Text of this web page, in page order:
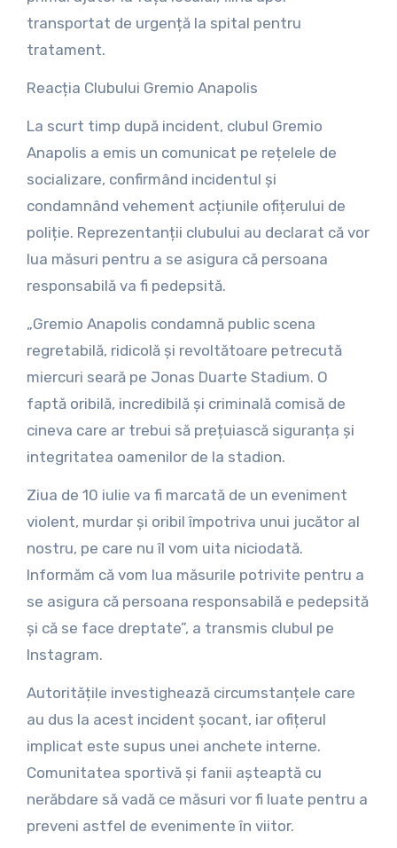
transportat de urgență la spital pentru
tratament.
Reacția Clubului Gremio Anapolis
La scurt timp după incident, clubul Gremio
Anapolis a emis un comunicat pe rețelele de
socializare, confirmând incidentul și
condamnând vehement acțiunile ofițerului de
poliție. Reprezentanții clubului au declarat că vor
lua măsuri pentru a se asigura că persoana
responsabilă va fi pedepsită.
„Gremio Anapolis condamnă public scena
regretabilă, ridicolă și revoltătoare petrecută
miercuri seară pe Jonas Duarte Stadium. O
faptă oribilă, incredibilă și criminală comisă de
cineva care ar trebui să prețuiască siguranța și
integritatea oamenilor de la stadion.
Ziua de 10 iulie va fi marcată de un eveniment
violent, murdar și oribil împotriva unui jucător al
nostru, pe care nu îl vom uita niciodată.
Informăm că vom lua măsurile potrivite pentru a
se asigura că persoana responsabilă e pedepsită
și că se face dreptate”, a transmis clubul pe
Instagram.
Autoritățile investighează circumstanțele care
au dus la acest incident șocant, iar ofițerul
implicat este supus unei anchete interne.
Comunitatea sportivă și fanii așteaptă cu
nerăbdare să vadă ce măsuri vor fi luate pentru a
preveni astfel de evenimente în viitor.